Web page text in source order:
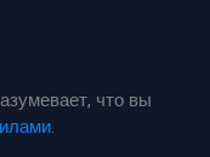
что вы
.